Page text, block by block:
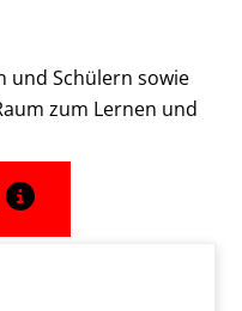
und Schülern sowie
zum Lernen und